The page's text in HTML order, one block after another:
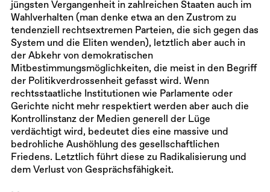
jüngsten Vergangenheit in zahlreichen Staaten auch im
Wahlverhalten (man denke etwa an den Zustrom zu
tendenziell rechtsextremen Parteien, die sich gegen das
System und die Eliten wenden), letztlich aber auch in
der Abkehr von demokratischen
Mitbestimmungsmöglichkeiten, die meist in den Begriff
der Politikverdrossenheit gefasst wird. Wenn
rechtsstaatliche Institutionen wie Parlamente oder
Gerichte nicht mehr respektiert werden aber auch die
Kontrollinstanz der Medien generell der Lüge
verdächtigt wird, bedeutet dies eine massive und
bedrohliche Aushöhlung des gesellschaftlichen
Friedens. Letztlich führt diese zu Radikalisierung und
dem Verlust von Gesprächsfähigkeit.